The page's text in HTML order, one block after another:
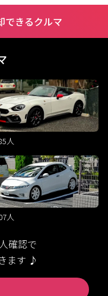
できるクルマ
人
人
確認で
ます ♪